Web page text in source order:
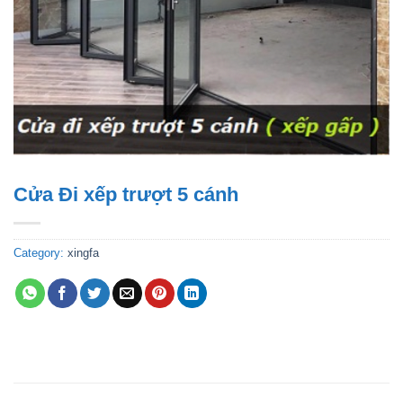
Cửa Đi xếp trượt 5 cánh
Category: xingfa